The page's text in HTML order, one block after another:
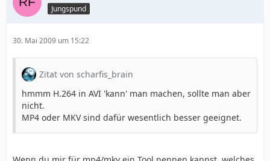
Jungspund
30. Mai 2009 um 15:22
Zitat von scharfis_brain
hmmm H.264 in AVI 'kann' man machen, sollte man aber
nicht.
MP4 oder MKV sind dafür wesentlich besser geeignet.